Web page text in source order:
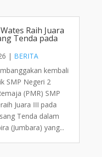
Raih Juara
Tenda pada
| BERITA
kembali
SMP Negeri 2
(PMR) SMP
Juara III pada
Tenda dalam
(Jumbara) yang...